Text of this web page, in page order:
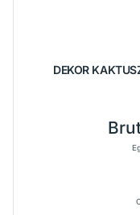
DEKOR